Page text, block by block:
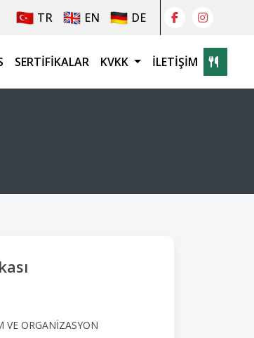
TR EN DE
SERTIFIKALAR KVKK İLETIŞIM
VE ORGANİZASYON